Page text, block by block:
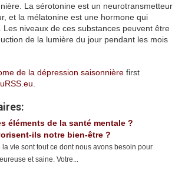
La sérotonine est un neurotransmetteur
et la mélatonine est une hormone qui
Les niveaux de ces substances peuvent être
de la lumière du jour pendant les mois
de la dépression saisonnière first
éléments de la santé mentale ?
ils notre bien-être ?
la vie sont tout ce dont nous avons besoin pour
et saine. Votre...